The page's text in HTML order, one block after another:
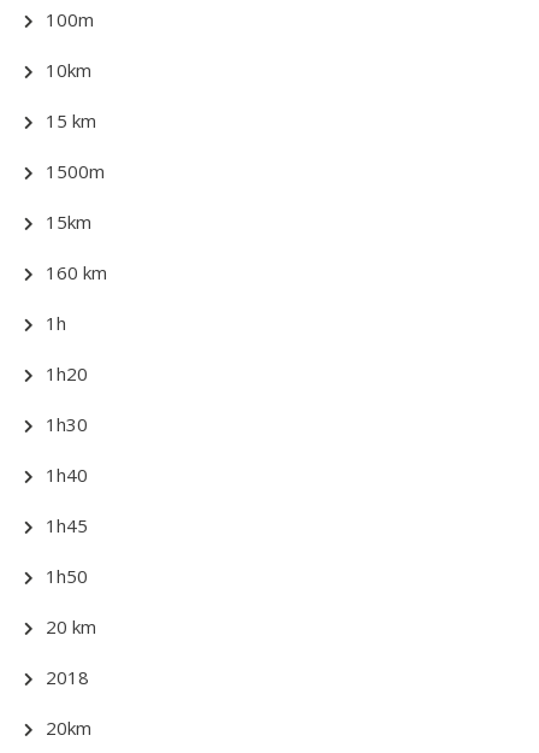
100m
10km
15 km
1500m
15km
160 km
1h
1h20
1h30
1h40
1h45
1h50
20 km
2018
20km